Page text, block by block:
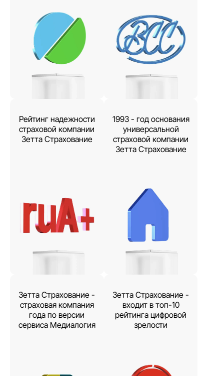
Рейтинг надежности
страховой компании
Зетта Страхование
1993 - год основания
универсальной
страховой компании
Зетта Страхование
Зетта Страхование -
страховая компания
года по версии
сервиса Медиалогия
Зетта Страхование -
входит в топ-10
рейтинга цифровой
зрелости